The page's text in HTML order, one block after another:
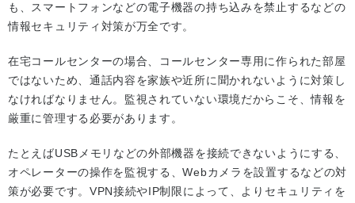
も、スマートフォンなどの電子機器の持ち込みを禁止するなどの
情報セキュリティ対策が万全です。
在宅コールセンターの場合、コールセンター専用に作られた部屋
ではないため、通話内容を家族や近所に聞かれないように対策し
なければなりません。監視されていない環境だからこそ、情報を
厳重に管理する必要があります。
たとえばUSBメモリなどの外部機器を接続できないようにする、
オペレーターの操作を監視する、Webカメラを設置するなどの対
策が必要です。VPN接続やIP制限によって、よりセキュリティを